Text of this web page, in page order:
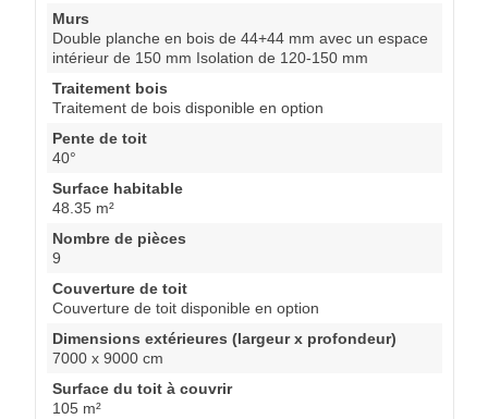
Murs
Double planche en bois de 44+44 mm avec un espace
intérieur de 150 mm Isolation de 120-150 mm
Traitement bois
Traitement de bois disponible en option
Pente de toit
40°
Surface habitable
48.35 m²
Nombre de pièces
9
Couverture de toit
Couverture de toit disponible en option
Dimensions extérieures (largeur x profondeur)
7000 x 9000 cm
Surface du toit à couvrir
105 m²